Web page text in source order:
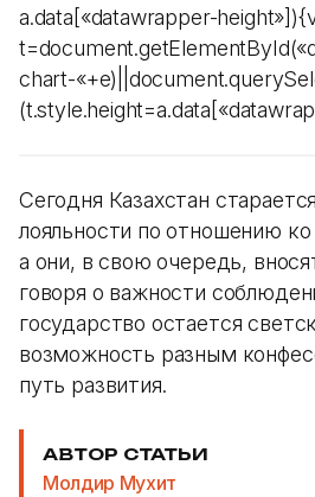
a.data[«datawrapper-
chart-
Сегодня Казахстан
лояльности по отношению
а они, в свою очередь,
говоря о важности
государство остается
возможность разным
путь развития.
АВТОР СТАТЬИ
Молдир Мухит